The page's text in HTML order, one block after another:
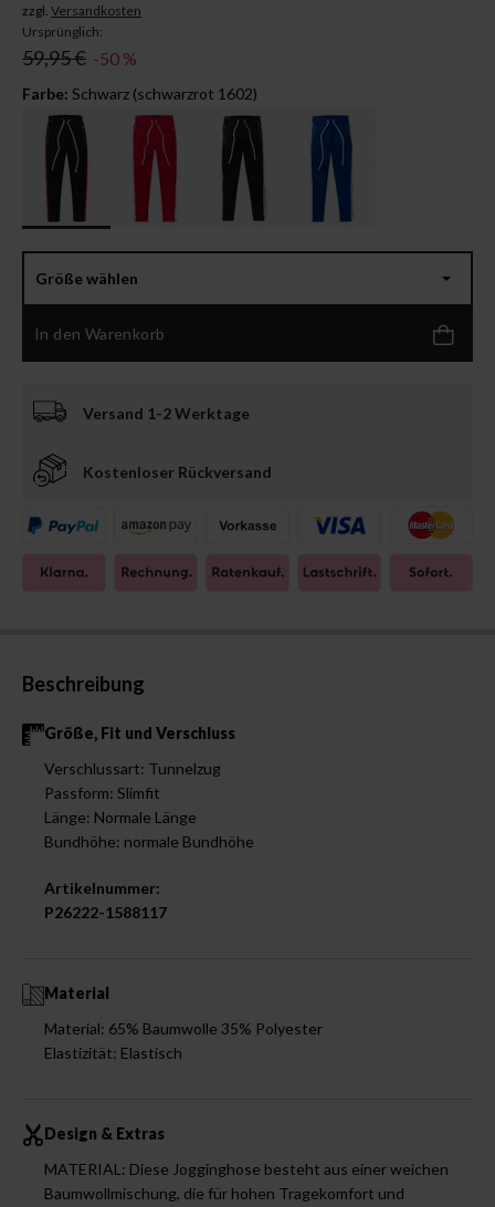
zzgl. Versandkosten
Ursprünglich:
59,95 € -50 %
Farbe: Schwarz (schwarzrot 1602)
Größe wählen
In den Warenkorb
Versand 1-2 Werktage
Kostenloser Rückversand
Beschreibung
Größe, Fit und Verschluss
Verschlussart: Tunnelzug
Passform: Slimfit
Länge: Normale Länge
Bundhöhe: normale Bundhöhe
Artikelnummer:
P26222-1588117
Material
Material: 65% Baumwolle 35% Polyester
Elastizität: Elastisch
Design & Extras
MATERIAL: Diese Jogginghose besteht aus einer weichen
Baumwollmischung, die für hohen Tragekomfort und